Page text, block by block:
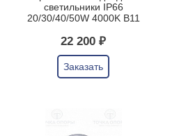
светильники IP66
20/30/40/50W 4000K B11
22 200 ₽
Заказать